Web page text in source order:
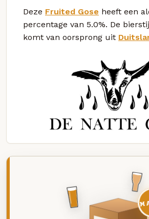
Deze Fruited Gose heeft een
percentage van 5.0%. De
komt van oorsprong uit